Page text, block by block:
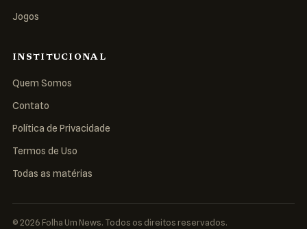
Jogos
INSTITUCIONAL
Quem Somos
Contato
Política de Privacidade
Termos de Uso
Todas as matérias
© 2026 Folha Um News. Todos os direitos reservados.